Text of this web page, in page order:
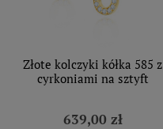
Złote kolczyki kółka 585 z
cyrkoniami na sztyft
639,00 zł